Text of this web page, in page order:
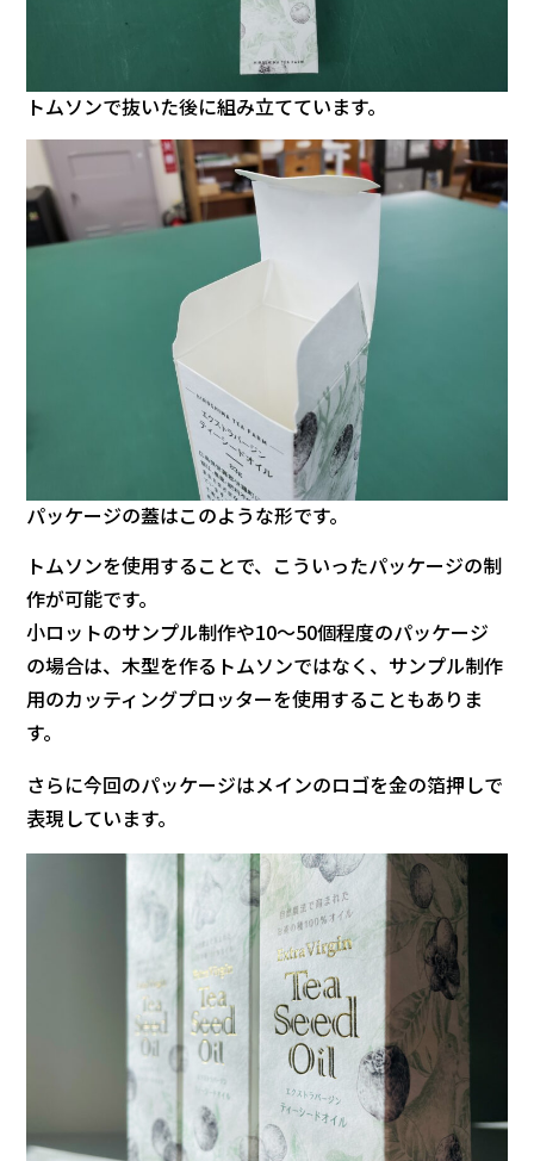
トムソンで抜いた後に組み立てています。
パッケージの蓋はこのような形です。
トムソンを使用することで、こういったパッケージの制
作が可能です。
小ロットのサンプル制作や10～50個程度のパッケージ
の場合は、木型を作るトムソンではなく、サンプル制作
用のカッティングプロッターを使用することもありま
す。
さらに今回のパッケージはメインのロゴを金の箔押しで
表現しています。